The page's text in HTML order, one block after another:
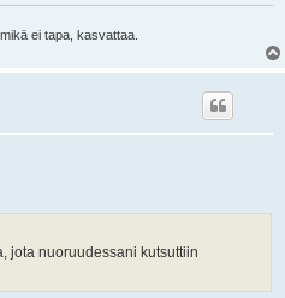
ei tapa, kasvattaa.
jota nuoruudessani kutsuttiin